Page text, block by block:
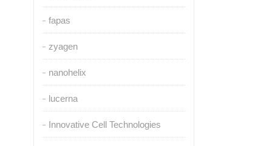
fapas
zyagen
nanohelix
lucerna
Innovative Cell Technologies